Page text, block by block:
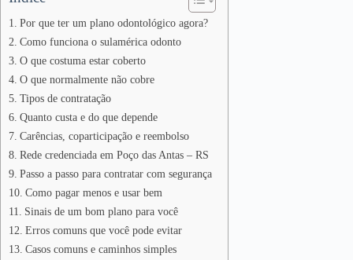
Por que ter um plano odontológico agora?
Como funciona o sulamérica odonto
O que costuma estar coberto
O que normalmente não cobre
Tipos de contratação
Quanto custa e do que depende
Carências, coparticipação e reembolso
Rede credenciada em Poço das Antas – RS
Passo a passo para contratar com segurança
Como pagar menos e usar bem
Sinais de um bom plano para você
Erros comuns que você pode evitar
Casos comuns e caminhos simples